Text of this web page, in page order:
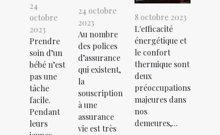
24
octobre
2023
Prendre
soin d’un
bébé n’est
pas une
tâche
facile.
Pendant
leurs
24 octobre
2023
Au nombre
des polices
d’assurance
qui existent,
la
souscription
à une
assurance
vie est très
8 octobre 2023
L'efficacité
énergétique et
le confort
thermique sont
deux
préoccupations
majeures dans
nos
demeures,...